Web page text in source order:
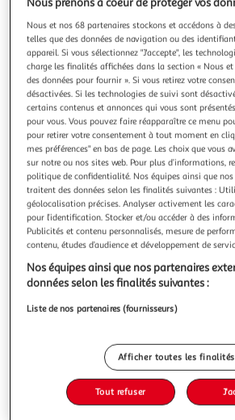
Meilleure vente Voir conditions
4.8 (15)
LEGO
LEGO Star Wars : The Clone Wars
Interceptor d’Ahsoka - Jeu de
Dès 8 ans - Contient 290 pièces
En savoir +
Vendu par2KINGS
Livraison dès 5/6 jours
4,99€
Plus d'options
Plus d'options
Vendu par Multishop
Nous prenons à coeur de protéger vos
Nous et nos 68 partenaires stockons et accédons à
telles que des données de navigation ou des
appareil. Si vous sélectionnez "J'accepte", les
charge les finalités affichées dans la section « Nous
des données pour fournir ». Si vous retirez votre
désactivées. Si les technologies de suivi sont
certains contenus et annonces qui vous sont
pour vous. Vous pouvez faire réapparaître ce menu
pour retirer votre consentement à tout moment en
mes préférences" en bas de page. Les choix que vous
sur notre ou nos sites web. Pour plus d’informations,
politique de confidentialité. Nos équipes ainsi que
traitent des données selon les finalités suivantes :
géolocalisation précises. Analyser activement les
pour l’identification. Stocker et/ou accéder à des
Publicités et contenu personnalisés, mesure de
contenu, études d’audience et développement de
Nos équipes ainsi que nos partenaires
données selon les finalités suivantes :
Liste de nos partenaires (fournisseurs)
Afficher toutes les finalités
Tout refuser